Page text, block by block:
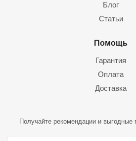
Блог
Статьи
Помощь
Гарантия
Оплата
Доставка
Получайте рекомендации и выгодные